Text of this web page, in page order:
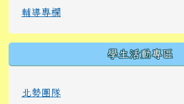
輔導專欄
學生活動專區
北勢團隊